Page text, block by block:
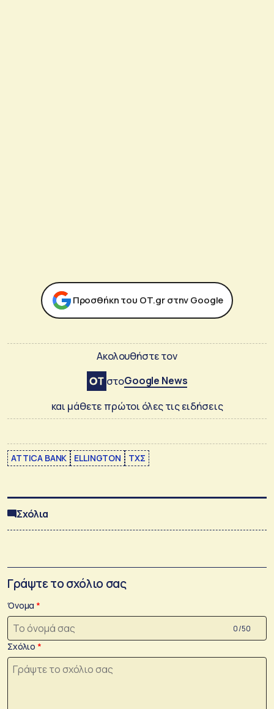
Προσθήκη του ΟΤ.gr στην Google
Ακολουθήστε τον
στοGoogle News
και μάθετε πρώτοι όλες τις ειδήσεις
ATTICA BANK ELLINGTON ΤΧΣ
Σχόλια
Γράψτε το σχόλιο σας
Όνομα
0 /50
Σχόλιο